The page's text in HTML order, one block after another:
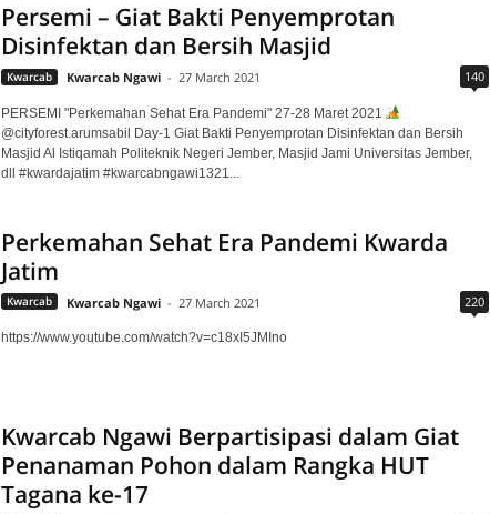
Persemi – Giat Bakti Penyemprotan
Disinfektan dan Bersih Masjid
Kwarcab Kwarcab Ngawi - 27 March 2021 140
PERSEMI "Perkemahan Sehat Era Pandemi" 27-28 Maret 2021
@cityforest.arumsabil Day-1 Giat Bakti Penyemprotan Disinfektan dan Bersih
Masjid Al Istiqamah Politeknik Negeri Jember, Masjid Jami Universitas Jember,
dll #kwardajatim #kwarcabngawi1321...
Perkemahan Sehat Era Pandemi Kwarda
Jatim
Kwarcab Kwarcab Ngawi - 27 March 2021 220
https://www.youtube.com/watch?v=c18xI5JMIno
Kwarcab Ngawi Berpartisipasi dalam Giat
Penanaman Pohon dalam Rangka HUT
Tagana ke-17